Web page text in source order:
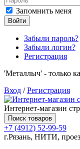
Запомнить меня
Войти
Забыли пароль?
Забыли логин?
Регистрация
'Металлыч' - только
Вход /Регистрация
Интернет-магазин
Поиск товаров
+7 (4912) 52-99-59
г.Рязань, НИТИ,